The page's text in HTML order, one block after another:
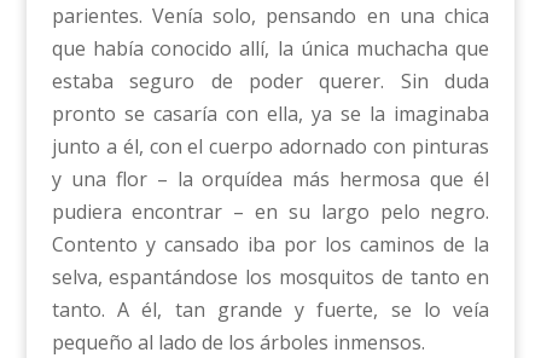
parientes. Venía solo, pensando en una chica
que había conocido allí, la única muchacha que
estaba seguro de poder querer. Sin duda
pronto se casaría con ella, ya se la imaginaba
junto a él, con el cuerpo adornado con pinturas
y una flor – la orquídea más hermosa que él
pudiera encontrar – en su largo pelo negro.
Contento y cansado iba por los caminos de la
selva, espantándose los mosquitos de tanto en
tanto. A él, tan grande y fuerte, se lo veía
pequeño al lado de los árboles inmensos.